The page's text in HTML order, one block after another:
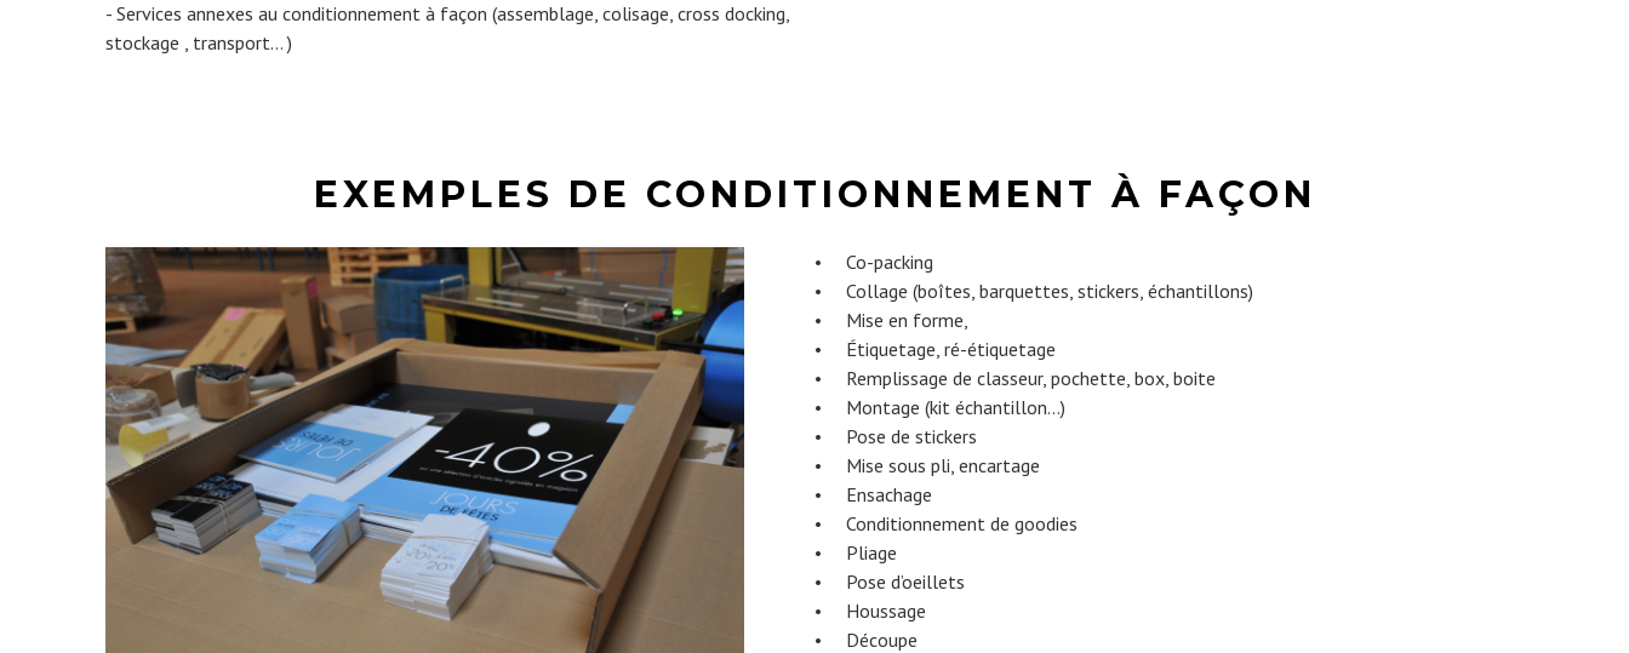
- Services annexes au conditionnement à façon (assemblage, colisage, cross docking,
stockage , transport… )
EXEMPLES DE CONDITIONNEMENT À FAÇON
• Co-packing
• Collage (boîtes, barquettes, stickers, échantillons)
• Mise en forme,
• Étiquetage, ré-étiquetage
• Remplissage de classeur, pochette, box, boite
• Montage (kit échantillon…)
• Pose de stickers
• Mise sous pli, encartage
• Ensachage
• Conditionnement de goodies
• Pliage
• Pose d’oeillets
• Houssage
• Découpe